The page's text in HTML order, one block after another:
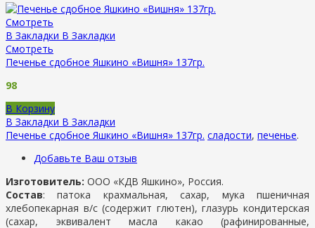
Смотреть
В Закладки В Закладки
Смотреть
Печенье сдобное Яшкино «Вишня» 137гр.
98
В Корзину
В Закладки В Закладки
Печенье сдобное Яшкино «Вишня» 137гр. сладости, печенье.
Добавьте Ваш отзыв
Изготовитель: ООО «КДВ Яшкино», Россия.
Состав: патока крахмальная, сахар, мука пшеничная
хлебопекарная в/с (содержит глютен), глазурь кондитерская
(сахар, эквивалент масла какао (рафинированные,